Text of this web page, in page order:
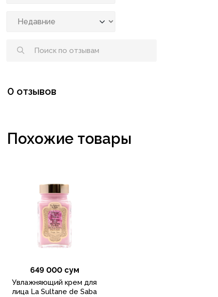
0 отзывов
Похожие товары
649 000 сум
Увлажняющий крем для
лица La Sultane de Saba